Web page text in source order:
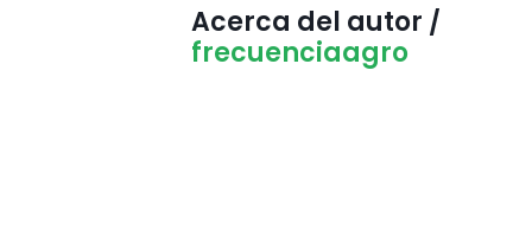
Acerca del autor /
frecuenciaagro